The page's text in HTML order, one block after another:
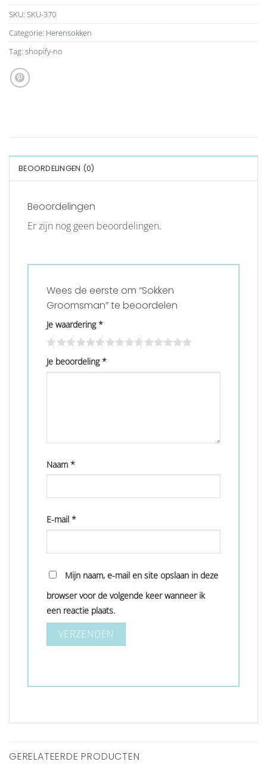
SKU: SKU-370
Categorie: Herensokken
Tag: shopify-no
BEOORDELINGEN (0)
Beoordelingen
Er zijn nog geen beoordelingen.
Wees de eerste om “Sokken
Groomsman” te beoordelen
Je waardering*
Je beoordeling*
Naam *
E-mail *
Mijn naam, e-mail en site opslaan in deze
browser voor de volgende keer wanneer ik
een reactie plaats.
GERELATEERDE PRODUCTEN